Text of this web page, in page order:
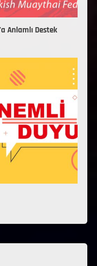
Anlamlı Destek